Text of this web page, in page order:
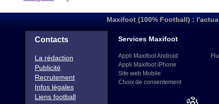
Maxifoot (100% Football) :
Contacts
La rédaction
Publicité
Recrutement
Infos légales
Liens football
Services Maxifoot
Appli Maxifoot Android
Appli Maxifoot iPhone
Site web Mobile
Choix de consentement